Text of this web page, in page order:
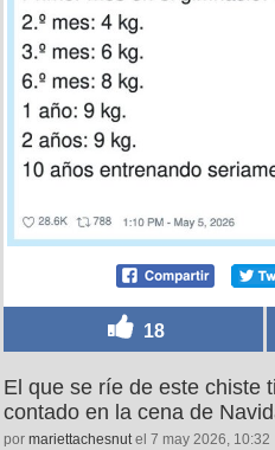
18
El que se ríe de este chiste
contado en la cena de
por mariettachesnutel 7 may 2026, 10:32